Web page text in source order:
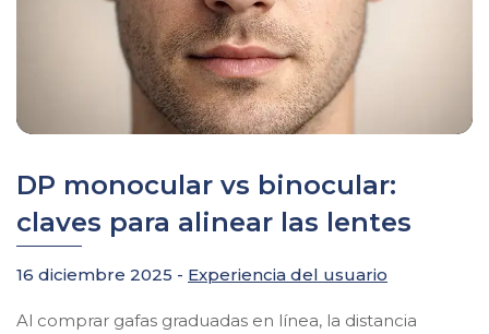
DP monocular vs binocular:
claves para alinear las lentes
16 diciembre 2025 - Experiencia del usuario
Al comprar gafas graduadas en línea, la distancia